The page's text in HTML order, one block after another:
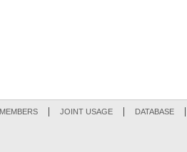
MEMBERS JOINT USAGE DATABASE